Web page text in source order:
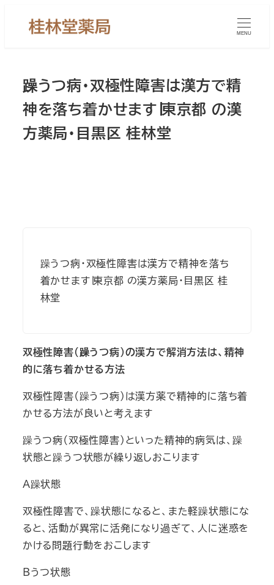
MENU
躁うつ病・双極性障害は漢方で精
神を落ち着かせます∣東京都 の漢
方薬局・目黒区 桂林堂
躁うつ病・双極性障害は漢方で精神を落ち
着かせます∣東京都 の漢方薬局・目黒区 桂
林堂
双極性障害（躁うつ病)の漢方で解消方法は、精神
的に落ち着かせる方法
双極性障害（躁うつ病)は漢方薬で精神的に落ち着
かせる方法が良いと考えます
躁うつ病（双極性障害)といった精神的病気は、躁
状態と躁うつ状態が繰り返しおこります
A躁状態
双極性障害で、躁状態になると、また軽躁状態にな
ると、活動が異常に活発になり過ぎて、人に迷惑を
かける問題行動をおこします
Bうつ状態